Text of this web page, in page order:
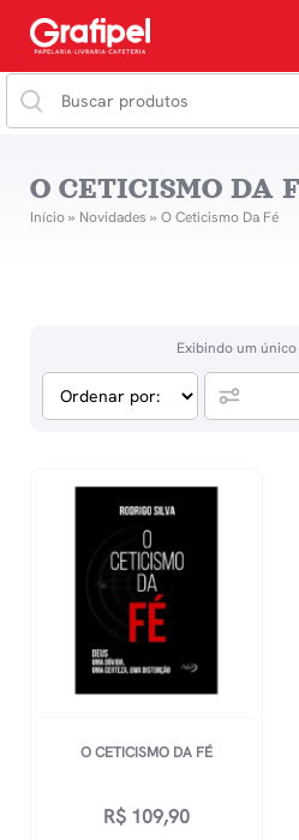
O CETICISMO DA
Início» Novidades » O Ceticismo Da Fé
Exibindo um
O CETICISMO DA FÉ
R$ 109,90